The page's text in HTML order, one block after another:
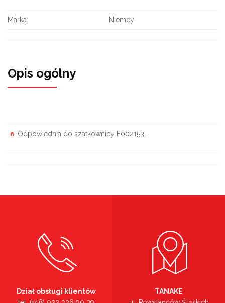
Marka: Niemcy
Opis ogólny
Odpowiednia do szatkownicy E002153.
Dział obsługi klientów
TANAKE